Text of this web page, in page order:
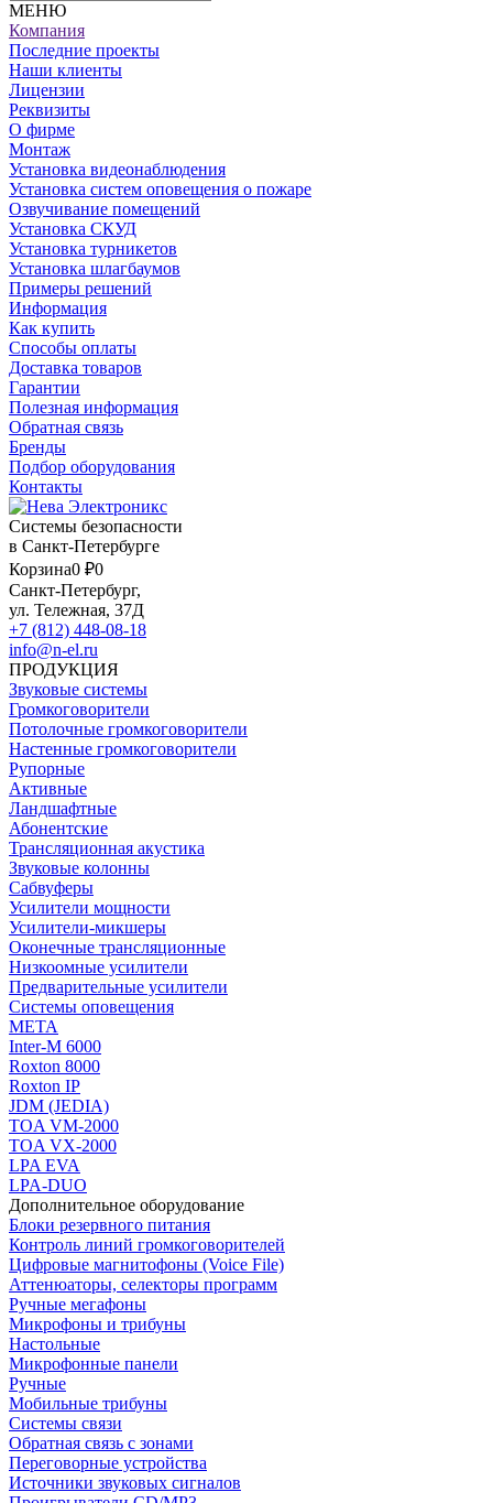
МЕНЮ
Компания
Последние проекты
Наши клиенты
Лицензии
Реквизиты
О фирме
Монтаж
Установка видеонаблюдения
Установка систем оповещения о пожаре
Озвучивание помещений
Установка СКУД
Установка турникетов
Установка шлагбаумов
Примеры решений
Информация
Как купить
Способы оплаты
Доставка товаров
Гарантии
Полезная информация
Обратная связь
Бренды
Подбор оборудования
Контакты
Системы безопасности
в Санкт-Петербурге
Корзина0 ₽0
Санкт-Петербург,
ул. Тележная, 37Д
+7 (812) 448-08-18
info@n-el.ru
ПРОДУКЦИЯ
Звуковые системы
Громкоговорители
Потолочные громкоговорители
Настенные громкоговорители
Рупорные
Активные
Ландшафтные
Абонентские
Трансляционная акустика
Звуковые колонны
Сабвуферы
Усилители мощности
Усилители-микшеры
Оконечные трансляционные
Низкоомные усилители
Предварительные усилители
Системы оповещения
МЕТА
Inter-M 6000
Roxton 8000
Roxton IP
JDM (JEDIA)
TOA VM-2000
TOA VX-2000
LPA EVA
LPA-DUO
Дополнительное оборудование
Блоки резервного питания
Контроль линий громкоговорителей
Цифровые магнитофоны (Voice File)
Аттенюаторы, селекторы программ
Ручные мегафоны
Микрофоны и трибуны
Настольные
Микрофонные панели
Ручные
Мобильные трибуны
Системы связи
Обратная связь с зонами
Переговорные устройства
Источники звуковых сигналов